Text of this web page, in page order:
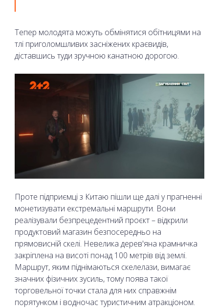
Тепер молодята можуть обмінятися обітницями на
тлі приголомшливих засніжених краєвидів,
діставшись туди зручною канатною дорогою.
Проте підприємці з Китаю пішли ще далі у прагненні
монетизувати екстремальні маршрути. Вони
реалізували безпрецедентний проєкт – відкрили
продуктовий магазин безпосередньо на
прямовисній скелі. Невелика дерев'яна крамничка
закріплена на висоті понад 100 метрів від землі.
Маршрут, яким піднімаються скелелази, вимагає
значних фізичних зусиль, тому поява такої
торговельної точки стала для них справжнім
порятунком і водночас туристичним атракціоном.